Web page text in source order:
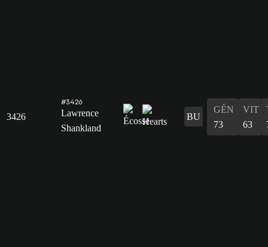
3426
#3426
Lawrence
Shankland
BU
GÉN
73
VIT
63